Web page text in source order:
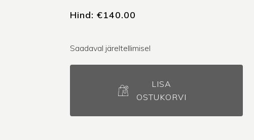
Hind: €140.00
Saadaval järeltellimisel
LISA
OSTUKORVI